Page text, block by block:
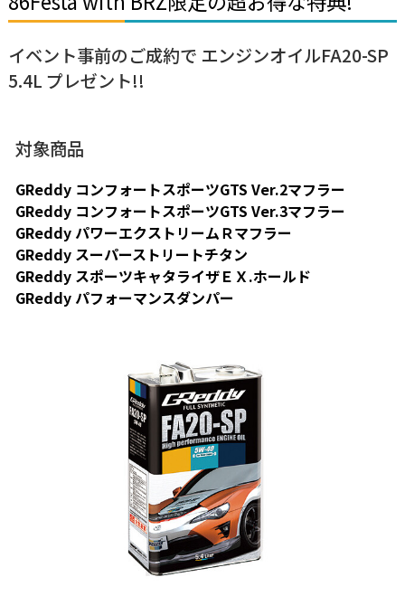
イベント事前のご成約で エンジンオイルFA20-SP
5.4L プレゼント!!
対象商品
GReddy コンフォートスポーツGTS Ver.2マフラー
GReddy コンフォートスポーツGTS Ver.3マフラー
GReddy パワーエクストリームＲマフラー
GReddy スーパーストリートチタン
GReddy スポーツキャタライザＥＸ.ホールド
GReddy パフォーマンスダンパー